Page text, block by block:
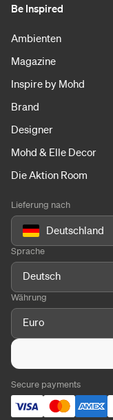
Be Inspired
Ambienten
Magazine
Inspire by Mohd
Brand
Designer
Mohd & Elle Decor
Die Aktion Room
Lieferung nach
Deutschland
Sprache
Deutsch
Währung
Euro
Secure payments